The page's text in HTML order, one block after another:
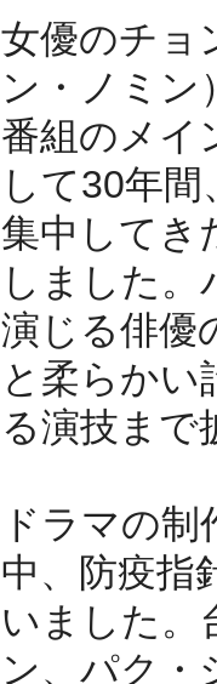
女優のチョ
ン・ノミン
番組のメイ
して30年
集中してき
しました
演じる俳優
と柔らかい
る演技まで
ドラマの
中、防疫指
いました。
ン、パク・